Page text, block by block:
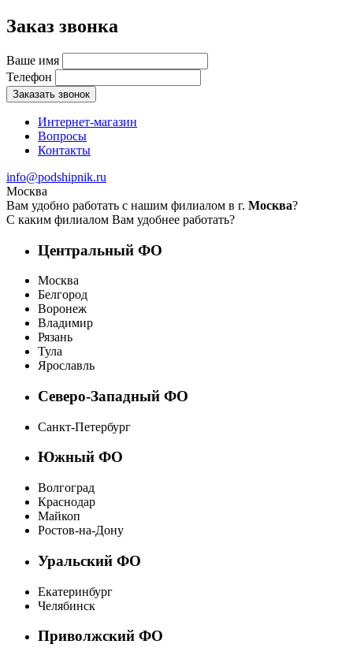
Заказ звонка
Ваше имя
Телефон
Заказать звонок
Интернет-магазин
Вопросы
Контакты
info@podshipnik.ru
Москва
Вам удобно работать с нашим филиалом в г. Москва?
С каким филиалом Вам удобнее работать?
Центральный ФО
Москва
Белгород
Воронеж
Владимир
Рязань
Тула
Ярославль
Северо-Западный ФО
Санкт-Петербург
Южный ФО
Волгоград
Краснодар
Майкоп
Ростов-на-Дону
Уральский ФО
Екатеринбург
Челябинск
Приволжский ФО